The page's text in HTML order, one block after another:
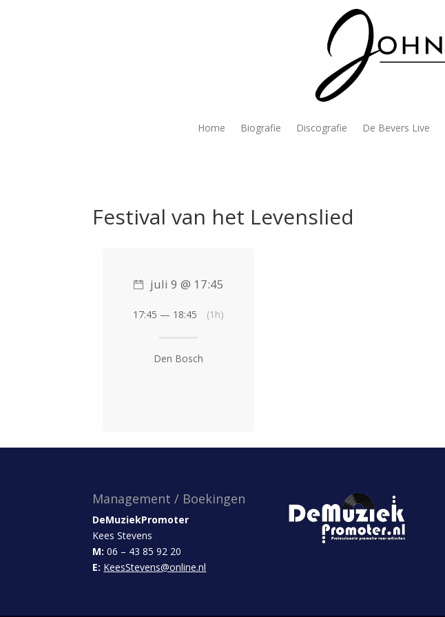
Home Biografie Discografie De Bevers Live
Festival van het Levenslied
juli 9 @ 17:45
17:45 — 18:45 (1h)
Den Bosch
Management / Boekingen
DeMuziekPromoter
Kees Stevens
M: 06 – 43 85 92 20
E: KeesStevens@online.nl